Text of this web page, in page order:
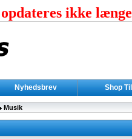
ikke
Nyhedsbrev Shop
Musik